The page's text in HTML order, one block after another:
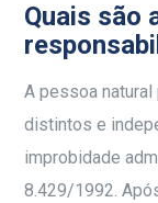
Quais são
A pessoa
distintos e
improbidade
8.429/1992.